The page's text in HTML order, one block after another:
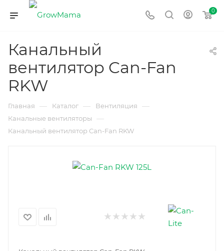
0
Канальный
вентилятор Can-Fan
RKW
Главная — Каталог — Вентиляция —
Канальные вентиляторы —
Канальный вентилятор Can-Fan RKW